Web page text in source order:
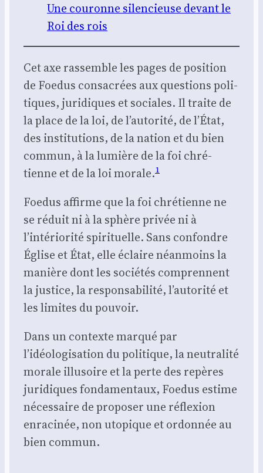
Une cou­ronne silen­cieuse devant le
Roi des rois
Cet axe ras­semble les pages de posi­tion
de Foe­dus consa­crées aux ques­tions poli­
tiques, juri­diques et sociales. Il traite de
la place de la loi, de l’autorité, de l’État,
des ins­ti­tu­tions, de la nation et du bien
com­mun, à la lumière de la foi chré­
tienne et de la loi morale.1
Foe­dus affirme que la foi chré­tienne ne
se réduit ni à la sphère pri­vée ni à
l’intériorité spi­ri­tuelle. Sans confondre
Église et État, elle éclaire néan­moins la
manière dont les socié­tés com­prennent
la jus­tice, la res­pon­sa­bi­li­té, l’autorité et
les limites du pou­voir.
Dans un contexte mar­qué par
l’idéologisation du poli­tique, la neu­tra­li­té
morale illu­soire et la perte des repères
juri­diques fon­da­men­taux, Foe­dus estime
néces­saire de pro­po­ser une réflexion
enra­ci­née, non uto­pique et ordon­née au
bien com­mun.